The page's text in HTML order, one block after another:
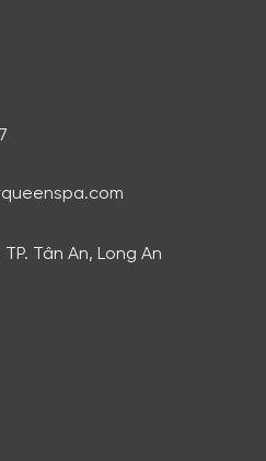
Tân An, Long An